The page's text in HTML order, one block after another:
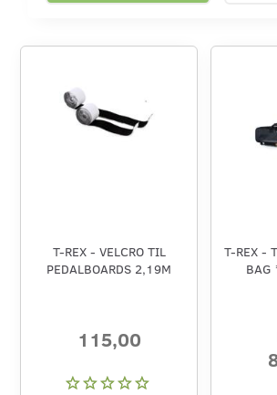
T-REX - VELCRO TIL
PEDALBOARDS 2,19M
115,00
T-REX -
BAG